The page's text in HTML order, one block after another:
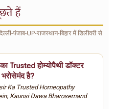
हैं
पंजाब-UP-राजस्थान-बिहार में डिलीवरी से
का Trusted होम्योपैथी डॉक्टर
है?
Ka Trusted Homeopathy
Kaunsi Dawa Bharosemand